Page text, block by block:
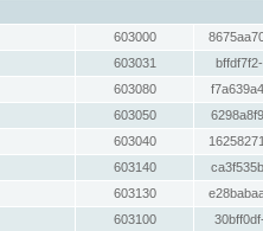
603000
603031
603080
603050
603040
603140
603130
603100